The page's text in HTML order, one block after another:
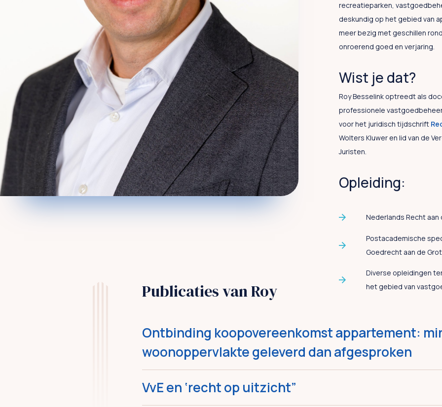
recreatieparken,
deskundig op het gebied van
meer bezig met geschillen
onroerend goed en verjaring.
Wist je dat?
Roy Besselink optreedt als
professionele
voor het juridisch tijdschrift
Wolters Kluwer en lid van de
Juristen.
Opleiding:
Nederlands Recht
Postacademische
Goedrecht aan de
Diverse opleidingen
het gebied van
Publicaties van Roy
Ontbinding koopovereenkomst appartement:
woonoppervlakte geleverd dan afgesproken
VvE en ‘recht op uitzicht”